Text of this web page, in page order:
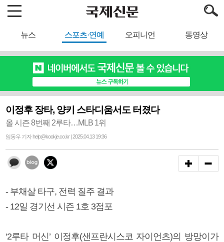
뉴스 스포츠·연예 오피니언 동영상
이정후 장타, 양키 스타디움서도 터졌다
올 시즌 8번째 2루타…MLB 1위
임동우 기자 help@kookje.co.kr | 2025.04.13 19:36
- 부채살 타구, 전력 질주 결과
- 12일 경기선 시즌 1호 3점포
‘2루타 머신’ 이정후(샌프란시스코 자이언츠)의 방망이가